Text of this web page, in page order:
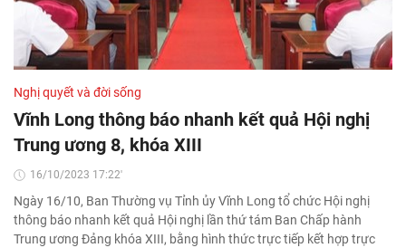
Nghị quyết và đời sống
Vĩnh Long thông báo nhanh kết quả Hội nghị
Trung ương 8, khóa XIII
16/10/2023 17:22'
Ngày 16/10, Ban Thường vụ Tỉnh ủy Vĩnh Long tổ chức Hội nghị
thông báo nhanh kết quả Hội nghị lần thứ tám Ban Chấp hành
Trung ương Đảng khóa XIII, bằng hình thức trực tiếp kết hợp trực